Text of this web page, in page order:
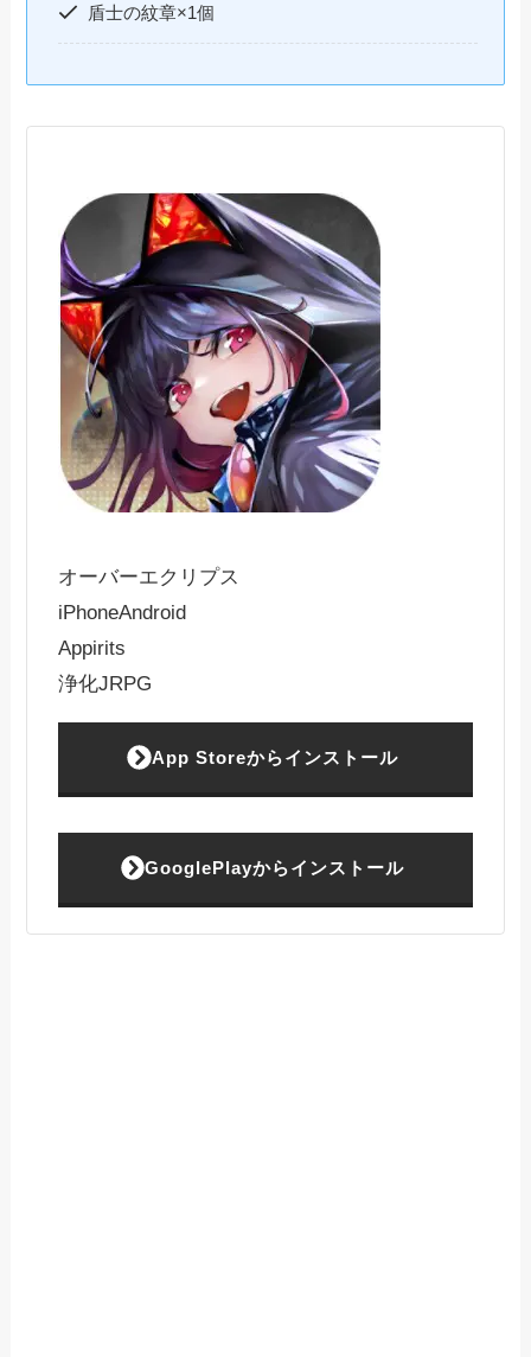
盾士の紋章×1個
オーバーエクリプス
iPhoneAndroid
Appirits
浄化JRPG
App Storeからインストール
GooglePlayからインストール